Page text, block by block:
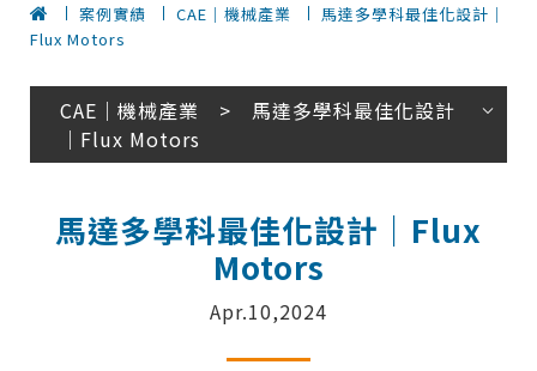
案例實績 CAE｜機械產業
馬達多學科最佳化設計｜
Flux Motors
CAE｜機械產業 > 馬達多學科最佳化設計
｜Flux Motors
馬達多學科最佳化設計｜Flux
Motors
Apr.10,2024